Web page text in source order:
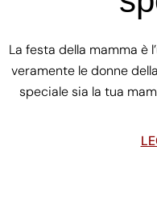
La festa della mamma è
veramente le donne
speciale sia la tua